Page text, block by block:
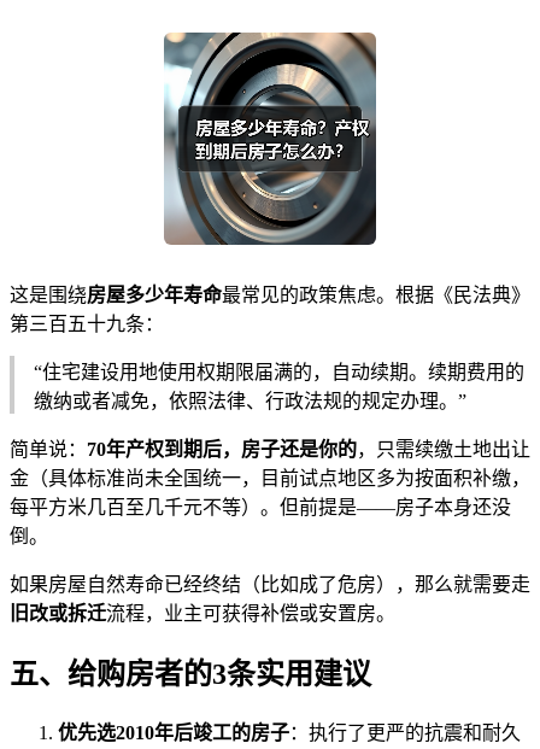
这是围绕房屋多少年寿命最常见的政策焦虑。根据《民法典》
第三百五十九条：
“住宅建设用地使用权期限届满的，自动续期。续期费用的
缴纳或者减免，依照法律、行政法规的规定办理。”
简单说： 70年产权到期后，房子还是你的，只需续缴土地出让
金（具体标准尚未全国统一，目前试点地区多为按面积补缴，
每平方米几百至几千元不等）。但前提是——房子本身还没
倒。
如果房屋自然寿命已经终结（比如成了危房），那么就需要走
旧改或拆迁流程，业主可获得补偿或安置房。
五、给购房者的3条实用建议
优先选2010年后竣工的房子：执行了更严的抗震和耐久